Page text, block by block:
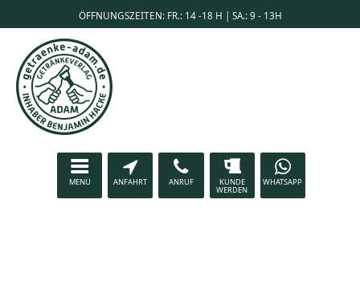
ÖFFNUNGSZEITEN: FR.: 14 -18 H | SA.: 9 - 13H
MENÜ ANFAHRT ANRUF KUNDE
WERDEN
WHATSAPP